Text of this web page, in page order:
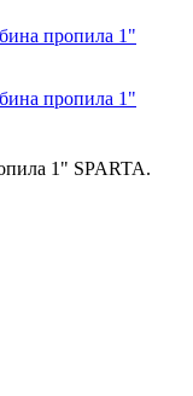
1" SPARTA.